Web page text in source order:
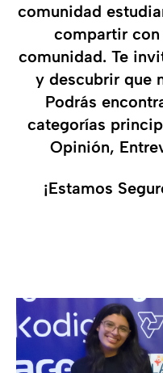
comunidad
compartir con
comunidad. Te
y descubrir que
Podrás
categorías
Opinión,
¡Estamos